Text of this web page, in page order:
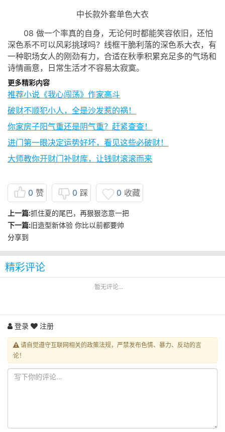
中长款外套单色大衣
08 做一个率真的自身，无论何时都能笑容依旧，还怕
深色系不可以风彩挑球吗？线框干脆利落的深色系大衣，有
一种职场女人的刚劲有力，合适在秋季积累充足多的气场和
诗情画意，日常生活才不容易太寂寞。
更多精彩内容
推荐小说《我心闯荡》作家高斗
破财不顺犯小人，全是沙发惹的祸！
你家房子阳气重还是阴气重？赶紧查查！
进门第一眼决定运势好坏，看见这些必破财！
大师教你开财门补财库，让钱财滚滚而来
0 赞 0 踩 0 收藏
上一篇:抓住夏的尾巴，再狠狠恣意一把
下一篇:旧造型新体验 你比以前都要帅
分享到
精彩评论
暂无评论...
登录 注册
请自觉遵守互联网相关的政策法规，严禁发布色情、暴力、反动的言
论！